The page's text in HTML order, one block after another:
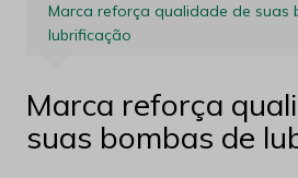
Marca reforça qualidade de suas
lubrificação
Marca reforça
suas bombas de